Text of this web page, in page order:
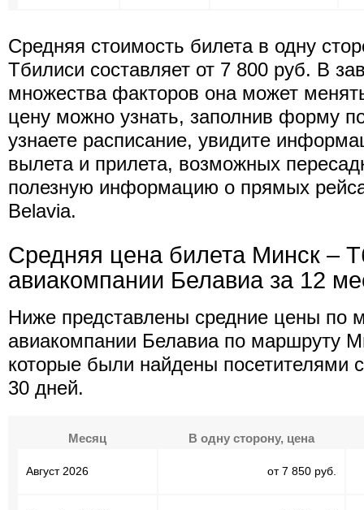
Средняя стоимость билета в одну
Тбилиси составляет от 7 800 руб. В
множества факторов она может
цену можно узнать, заполнив форму
узнаете расписание, увидите
вылета и прилета, возможных
полезную информацию о прямых
Belavia.
Средняя цена билета Минск –
авиакомпании Белавиа за 12
Ниже представлены средние цены по
авиакомпании Белавиа по маршруту
которые были найдены посетителями
30 дней.
Месяц В одну сторону, цена
Август 2026 от 7 850 руб.